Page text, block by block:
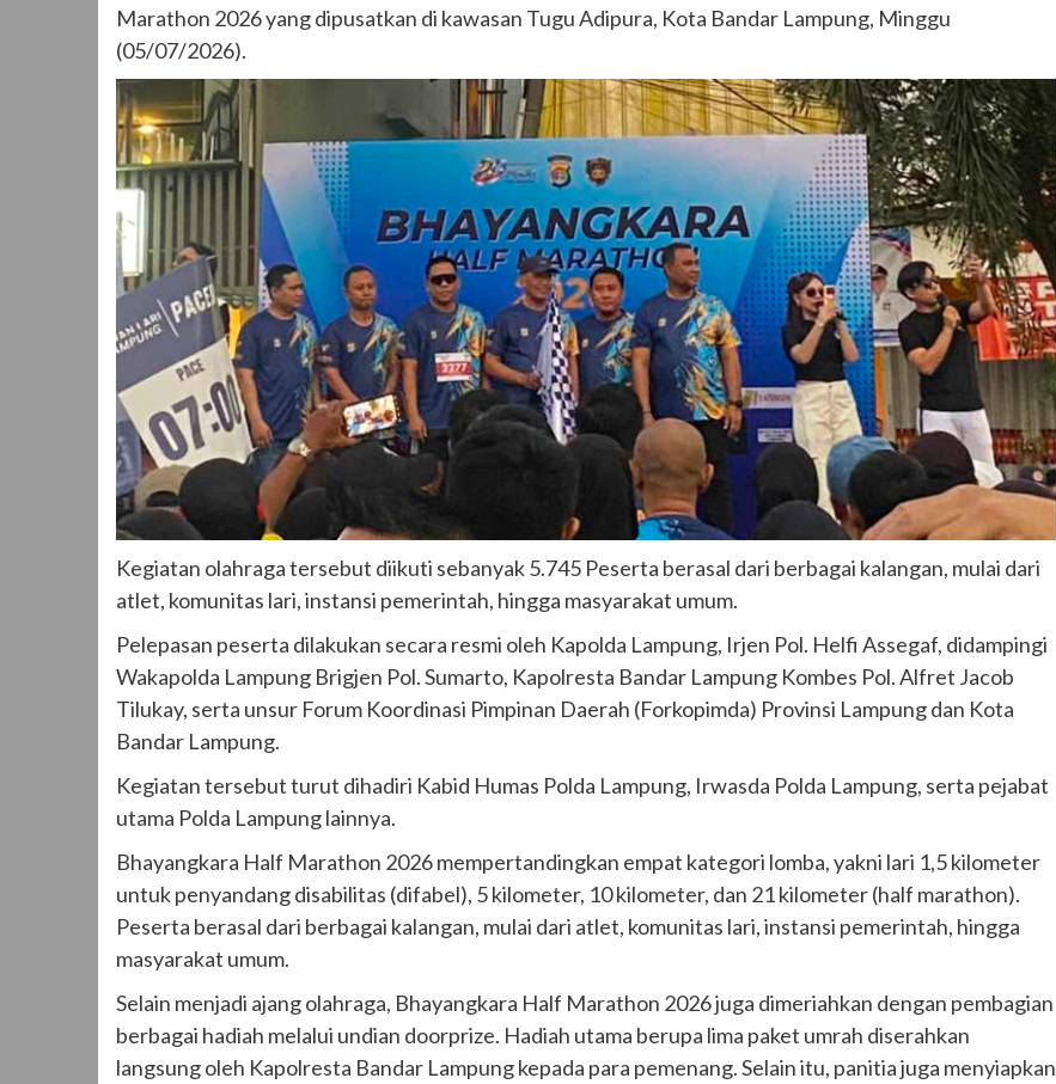
Marathon 2026 yang dipusatkan di kawasan Tugu Adipura, Kota Bandar Lampung, Minggu
(05/07/2026).
Kegiatan olahraga tersebut diikuti sebanyak 5.745 Peserta berasal dari berbagai kalangan, mulai dari
atlet, komunitas lari, instansi pemerintah, hingga masyarakat umum.
Pelepasan peserta dilakukan secara resmi oleh Kapolda Lampung, Irjen Pol. Helfi Assegaf, didampingi
Wakapolda Lampung Brigjen Pol. Sumarto, Kapolresta Bandar Lampung Kombes Pol. Alfret Jacob
Tilukay, serta unsur Forum Koordinasi Pimpinan Daerah (Forkopimda) Provinsi Lampung dan Kota
Bandar Lampung.
Kegiatan tersebut turut dihadiri Kabid Humas Polda Lampung, Irwasda Polda Lampung, serta pejabat
utama Polda Lampung lainnya.
Bhayangkara Half Marathon 2026 mempertandingkan empat kategori lomba, yakni lari 1,5 kilometer
untuk penyandang disabilitas (difabel), 5 kilometer, 10 kilometer, dan 21 kilometer (half marathon).
Peserta berasal dari berbagai kalangan, mulai dari atlet, komunitas lari, instansi pemerintah, hingga
masyarakat umum.
Selain menjadi ajang olahraga, Bhayangkara Half Marathon 2026 juga dimeriahkan dengan pembagian
berbagai hadiah melalui undian doorprize. Hadiah utama berupa lima paket umrah diserahkan
langsung oleh Kapolresta Bandar Lampung kepada para pemenang. Selain itu, panitia juga menyiapkan